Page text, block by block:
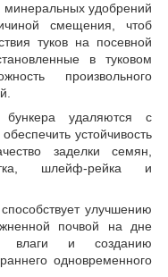
минеральных удобрений
смещения, чтоб
туков на посевной
в туковом
произвольного
бункера удаляются с
устойчивость
заделки семян,
шлейф-рейка и
улучшению
почвой на дне
влаги и созданию
одновременного